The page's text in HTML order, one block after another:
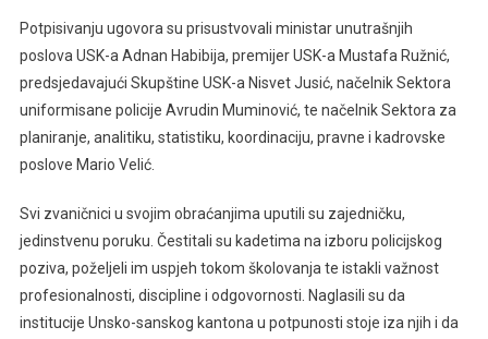
Potpisivanju ugovora su prisustvovali ministar unutrašnjih
poslova USK-a Adnan Habibija, premijer USK-a Mustafa Ružnić,
predsjedavajući Skupštine USK-a Nisvet Jusić, načelnik Sektora
uniformisane policije Avrudin Muminović, te načelnik Sektora za
planiranje, analitiku, statistiku, koordinaciju, pravne i kadrovske
poslove Mario Velić.
Svi zvaničnici u svojim obraćanjima uputili su zajedničku,
jedinstvenu poruku. Čestitali su kadetima na izboru policijskog
poziva, poželjeli im uspjeh tokom školovanja te istakli važnost
profesionalnosti, discipline i odgovornosti. Naglasili su da
institucije Unsko-sanskog kantona u potpunosti stoje iza njih i da